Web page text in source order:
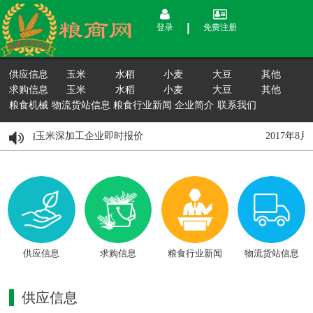
登录 免费注册
供应信息 玉米 水稻 小麦 大豆
其他
求购信息
玉米 水稻 小麦 大豆
其他
粮食机械 物流货站信息 粮食行业新闻 企业简介 联系我们
日国内玉米深加工企业即时报价 2017年8
供应信息 求购信息 粮食行业新闻 物流货站信息
供应信息